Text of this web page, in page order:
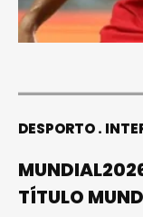
DESPORTO
TÍTULO